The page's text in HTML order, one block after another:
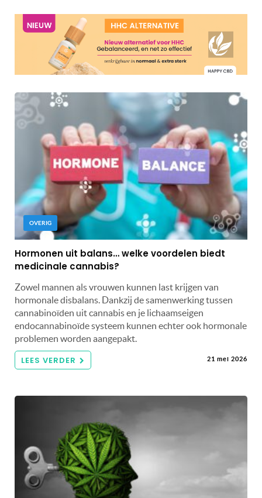
OVERIG
Hormonen uit balans… welke voordelen biedt
medicinale cannabis?
Zowel mannen als vrouwen kunnen last krijgen van
hormonale disbalans. Dankzij de samenwerking tussen
cannabinoïden uit cannabis en je lichaamseigen
endocannabinoïde systeem kunnen echter ook hormonale
problemen worden aangepakt.
LEES VERDER 21 mei 2026